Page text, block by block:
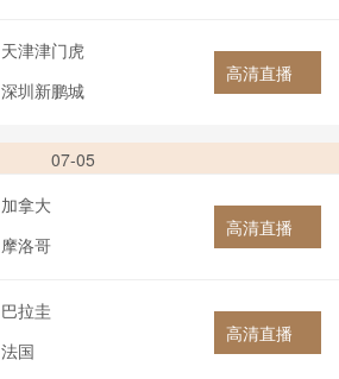
天津津门虎
深圳新鹏城
高清直播
07-05
加拿大
摩洛哥
高清直播
巴拉圭
法国
高清直播